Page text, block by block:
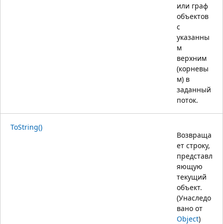
или граф
объектов
с
указанны
м
верхним
(корневы
м) в
заданный
поток.
ToString()
Возвраща
ет строку,
представл
яющую
текущий
объект.
(Унаследо
вано от
Object)